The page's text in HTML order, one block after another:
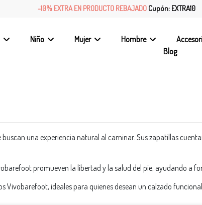
-10% EXTRA EN PRODUCTO REBAJADO Cupón: EXTRA10
Niño Mujer Hombre
Blog
una experiencia natural al caminar. Sus zapatillas
promueven la libertad y la salud del pie, ayudando a
Vivobarefoot, ideales para quienes desean un calzado